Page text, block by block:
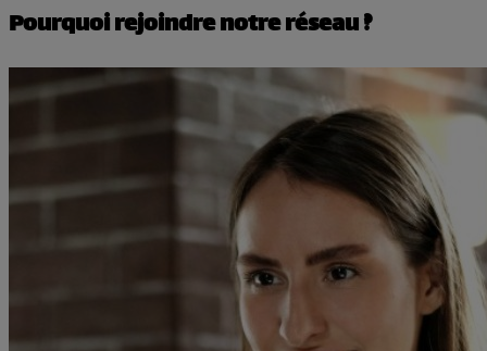
Pourquoi rejoindre notre réseau ?